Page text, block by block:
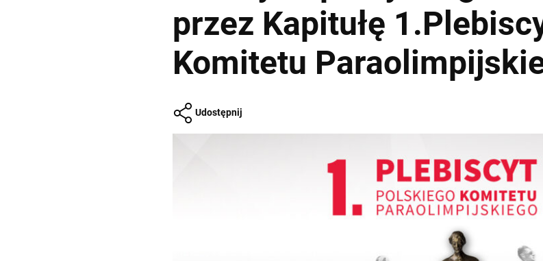
przez Kapitułę
Komitetu
Udostępnij